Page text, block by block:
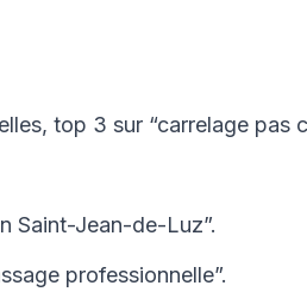
top 3 sur “carrelage pas
Saint-Jean-de-Luz”.
professionnelle”.